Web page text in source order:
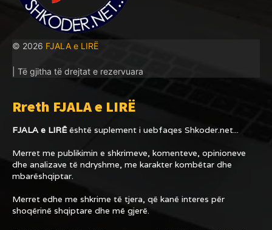
© 2026 FJALA e LIRË
| Të gjitha të drejtat e rezervuara
Rreth FJALA e LIRË
FJALA e LIRËështë suplement i uebfaqes Shkoder.net...
Merret me publikimin e shkrimeve, komenteve, opinioneve
dhe analizave të ndryshme, me karakter kombëtar dhe
mbarëshqiptar.
Merret edhe me shkrime të tjera, që kanë interes për
shoqërinë shqiptare dhe më gjerë.